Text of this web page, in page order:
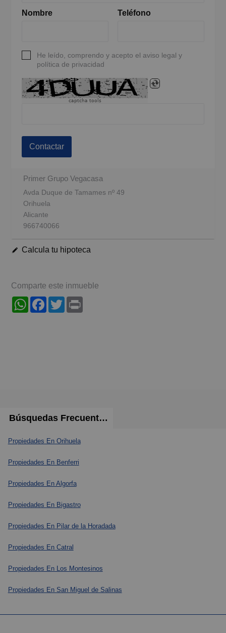
Nombre Teléfono
He leído, comprendo y acepto el aviso legal y
política de privacidad
captcha tools
Contactar
Primer Grupo Vegacasa
Avda Duque de Tamames nº 49
Orihuela
Alicante
966740066
Calcula tu hipoteca
Comparte este inmueble
WhatsAppFacebook
Twitter
Búsquedas Frecuentes
Propiedades En Orihuela
Propiedades En Benferri
Propiedades En Algorfa
Propiedades En Bigastro
Propiedades En Pilar de la Horadada
Propiedades En Catral
Propiedades En Los Montesinos
Propiedades En San Miguel de Salinas